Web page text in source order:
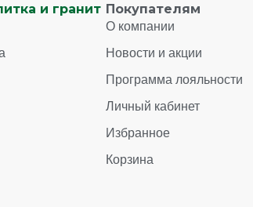
и гранит Покупателям
О компании
Новости и акции
Программа лояльности
Личный кабинет
Избранное
Корзина